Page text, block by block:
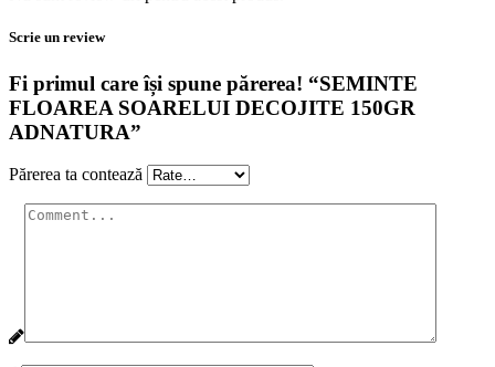
Scrie un review
Fi primul care își spune părerea! “SEMINTE
FLOAREA SOARELUI DECOJITE 150GR
ADNATURA”
Părerea ta contează